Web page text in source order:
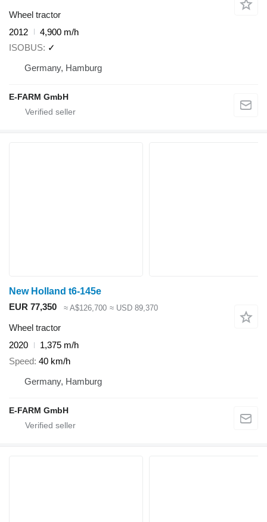
Wheel tractor
2012
4,900 m/h
ISOBUS ✓
Germany, Hamburg
E-FARM GmbH
New Holland t6-145e
EUR 77,350
≈ A$126,700 ≈ USD 89,370
Wheel tractor
2020
1,375 m/h
Speed 40 km/h
Germany, Hamburg
E-FARM GmbH